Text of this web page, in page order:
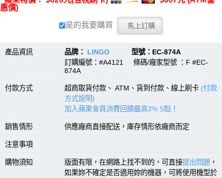
惠價)
是的我要購買
產品資訊 品牌： LINGO 型號：EC-874A
訂購編號：#A4121 條碼/廠家型號 ：F #EC-
874A
付款方式 超商取貨付款、 ATM、貨到付款、線上刷卡 (付款
方式說明)
加入蘋果會員消費回饋最高3% S點！
銷售情形 供應廠商直接配送，庫存情形依廠商而定
注意事項
購物須知 版面有限，在網路上找不到的，可直接提出問題 ，
如果妳不確定是否適用妳的機器，可將使用機型於